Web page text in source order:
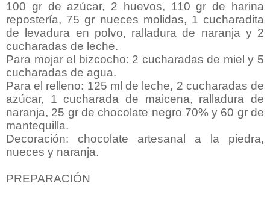
100 gr de azúcar, 2 huevos, 110 gr de harina
repostería, 75 gr nueces molidas, 1 cucharadita
de levadura en polvo, ralladura de naranja y 2
cucharadas de leche.
Para mojar el bizcocho: 2 cucharadas de miel y 5
cucharadas de agua.
Para el relleno: 125 ml de leche, 2 cucharadas de
azúcar, 1 cucharada de maicena, ralladura de
naranja, 25 gr de chocolate negro 70% y 60 gr de
mantequilla.
Decoración: chocolate artesanal a la piedra,
nueces y naranja.
PREPARACIÓN